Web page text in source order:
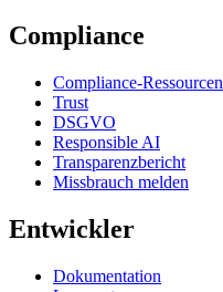
Compliance
Compliance-Ressourcen
Trust
DSGVO
Responsible AI
Transparenzbericht
Missbrauch melden
Entwickler
Dokumentation